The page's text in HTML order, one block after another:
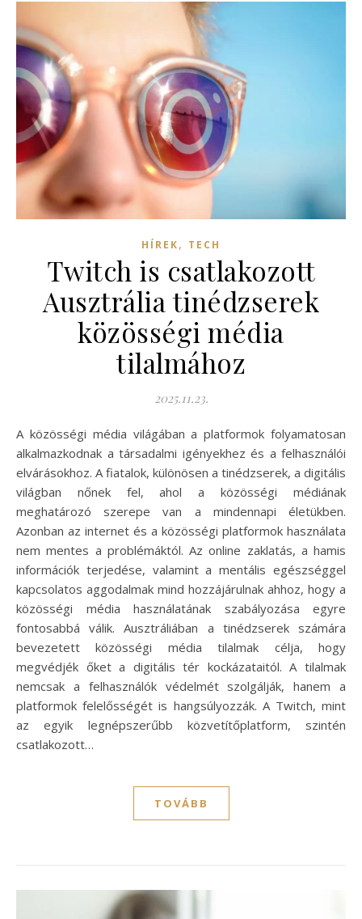
HÍREK, TECH
Twitch is csatlakozott
Ausztrália tinédzserek
közösségi média
tilalmához
2025.11.23.
A közösségi média világában a platformok folyamatosan
alkalmazkodnak a társadalmi igényekhez és a felhasználói
elvárásokhoz. A fiatalok, különösen a tinédzserek, a digitális
világban nőnek fel, ahol a közösségi médiának
meghatározó szerepe van a mindennapi életükben.
Azonban az internet és a közösségi platformok használata
nem mentes a problémáktól. Az online zaklatás, a hamis
információk terjedése, valamint a mentális egészséggel
kapcsolatos aggodalmak mind hozzájárulnak ahhoz, hogy a
közösségi média használatának szabályozása egyre
fontosabbá válik. Ausztráliában a tinédzserek számára
bevezetett közösségi média tilalmak célja, hogy
megvédjék őket a digitális tér kockázataitól. A tilalmak
nemcsak a felhasználók védelmét szolgálják, hanem a
platformok felelősségét is hangsúlyozzák. A Twitch, mint
az egyik legnépszerűbb közvetítőplatform, szintén
csatlakozott…
TOVÁBB